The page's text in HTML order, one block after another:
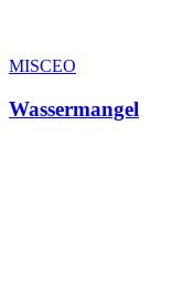
MISCEO
Wassermangel